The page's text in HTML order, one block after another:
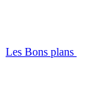
Les Bons plans